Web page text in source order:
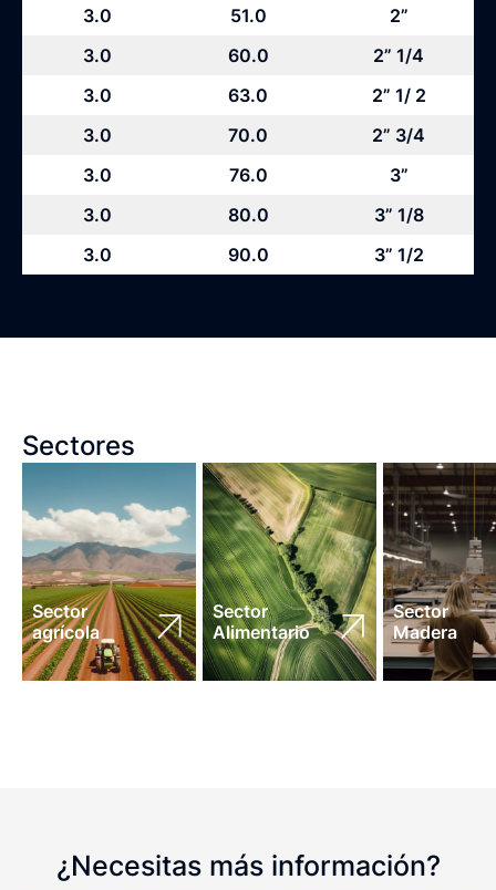
3.0 51.0
2”
3.0
60.0
2” 1/4
3.0
63.0
2” 1/ 2
3.0
70.0
2” 3/4
3.0
76.0
3”
3.0
80.0
3” 1/8
3.0
90.0 3” 1/2
Sectores
Sector
agrícola
Sector
Alimentario
Sector
Madera
¿Necesitas más información?